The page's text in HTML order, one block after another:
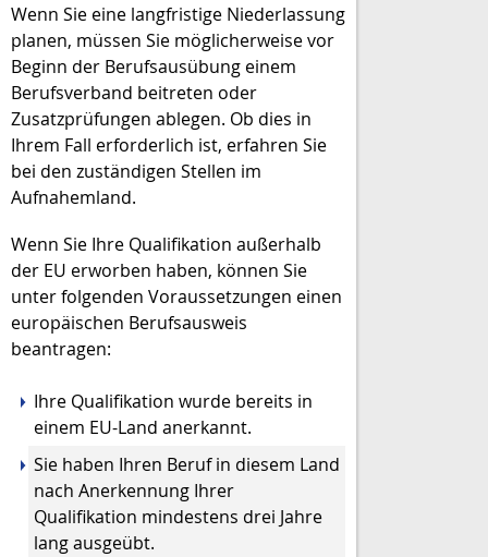
Wenn Sie eine langfristige Niederlassung
planen, müssen Sie möglicherweise vor
Beginn der Berufsausübung einem
Berufsverband beitreten oder
Zusatzprüfungen ablegen. Ob dies in
Ihrem Fall erforderlich ist, erfahren Sie
bei den zuständigen Stellen im
Aufnahemland.
Wenn Sie Ihre Qualifikation außerhalb
der EU erworben haben, können Sie
unter folgenden Voraussetzungen einen
europäischen Berufsausweis
beantragen:
Ihre Qualifikation wurde bereits in
einem EU-Land anerkannt.
Sie haben Ihren Beruf in diesem Land
nach Anerkennung Ihrer
Qualifikation mindestens drei Jahre
lang ausgeübt.